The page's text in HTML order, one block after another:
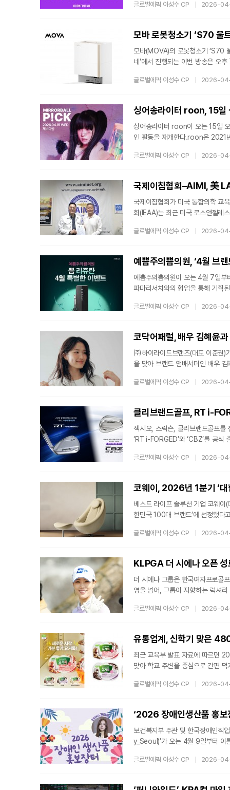
획의 교차 지점에 적용했고, 로봇
사각형 로봇 모듈이 균일하게 조
글로벌에픽 이성수 CP 2026-
모바 로봇청소기 ‘S70 울
모바(MOVA)의 로봇청소기 ‘S70
네’에서 진행되는 이번 방송은 오
조건으로 한정 수량 판매와 단독
품을 선택하는 경향을 보이고 있
글로벌에픽 이성수 CP 2026-
싱어송라이터 roon, 15일
싱어송라이터 roon이 오는 15일
인 활동을 재개한다.roon은 2021
적으로 발표하며 인디 음악 신에
악적 변주를 지속하며, 향후 다양
글로벌에픽 이성수 CP 2026-
국제이침협회–AIMI, 美
국제이침협회가 미국 통합의학 교
회(IEAA)는 최근 미국 로스앤젤
G. Lee 박사 간 합의로 진행됐다.
▲이침 전문가 자격과정(Ear
글로벌에픽 이성수 CP 2026-
예쁨주의쁨의원이 오는 4월 7일부
파마리서치와의 협업을 통해 기획
주의쁨의원은 이번 프로모션을 통
이할 수 있다. 자세한 내
글로벌에픽 이성수 CP 2026-
㈜하이라이트브랜즈(대표 이준권
을 맞아 브랜드 앰배서더인 배우
한 면모에 초점을 맞췄다. 기존 캠
보는 절제된 연출을 바탕으로 김
글로벌에픽 이성수 CP 2026-
클리브랜드골프, RT i-
젝시오, 스릭슨, 클리브랜드골프를
‘RT i-FORGED’와 ‘CBZ’를 공식
다. 특히 19금 웨지 등 축적된 기술
번 신제품은 프리미엄 단조 웨지
글로벌에픽 이성수 CP 2026-
코웨이, 2026년 1분기 ‘
베스트 라이프 솔루션 기업 코웨이
한민국 100대 브랜드’에 선정됐다
장 높은 점수를 기록한 상위 100
비데 등 환경가전 분야에서 쌓아
글로벌에픽 이성수 CP 2026-
KLPGA 더 시에나 오픈
더 시에나 그룹은 한국여자프로골
영을 넘어, 그룹이 지향하는 럭셔
더 시에나 그룹은 호텔·리조트, 골
룹은 박성현, 유현주, 김지영2 등
글로벌에픽 이성수 CP 2026-
유통업계, 신학기 맞은
최근 교육부 발표 자료에 따르면
맞아 학교 주변을 중심으로 간편
향 소비 트렌드를 반영해 ‘방과 후
적극 반영된 ‘취향 소비’에도 적
글로벌에픽 이성수 CP 2026-
‘2026 장애인생산품 홍
보건복지부 주관 및 한국장애인
y_Seoul)’가 오는 4월 9일부터 이
밀착형 행사다. 판매 위주의 기존
활동 중인 가수 간미연이 자리에
글로벌에픽 이성수 CP 2026-